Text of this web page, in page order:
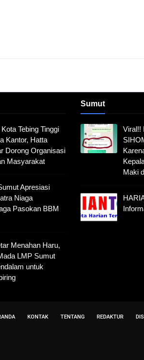
Tebing Tinggi
Kantor, Hatta
Dorong Organisasi
Masyarakat
Apresiasi
Niaga
Pasokan BBM
Menahan Haru,
LMP Sumut
untuk
Sumut
Viral!!
Maki
KONTAK TENTANG REDAKTUR